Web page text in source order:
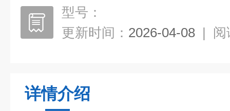
型号：
更新时间： 2026-04-08 | 阅
详情介绍